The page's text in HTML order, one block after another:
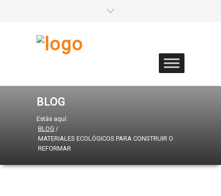
BLOG
Estás aquí:
BLOG /
MATERIALES ECOLÓGICOS PARA CONSTRUIR O
REFORMAR